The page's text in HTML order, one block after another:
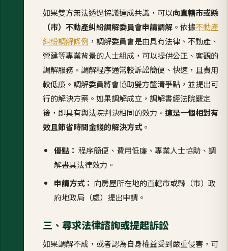
如果雙方無法透過協議達成共識，可以向直轄市或縣
（市）不動產糾紛調解委員會申請調解。依據不動產
糾紛調解條例 ，調解委員會是由具有法律、不動產、
營建等專業背景的人士組成，可以提供公正、客觀的
調解服務。調解程序通常較訴訟簡便、快速，且費用
較低廉。調解委員將會協助雙方釐清爭點，並提出可
行的解決方案。如果調解成立，調解書經法院覈定
後，即具有與法院判決相同的效力。 這是一個相對有
效且節省時間金錢的解決方式。
優點： 程序簡便、費用低廉、專業人士協助、調
解書具法律效力。
申請方式： 向房屋所在地的直轄市或縣（市）政
府地政局（處）提出申請。
三、 尋求法律諮詢或提起訴訟
如果調解不成，或者認為自身權益受到嚴重侵害，可